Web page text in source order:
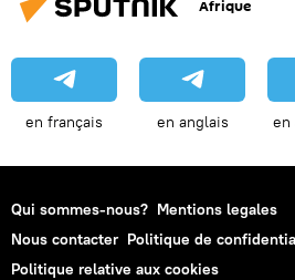
Afrique
en français en anglais en
Qui sommes-nous? Mentions legales
Nous contacter Politique de
Politique relative aux cookies